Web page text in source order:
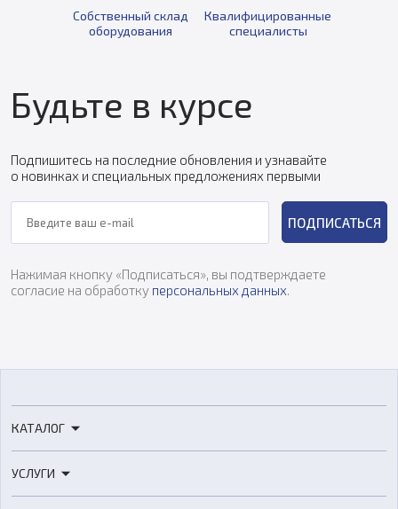
Собственный склад
оборудования
Квалифицированные
специалисты
Будьте в курсе
Подпишитесь на последние обновления и узнавайте
о новинках и специальных предложениях первыми
ПОДПИСАТЬСЯ
Нажимая кнопку «Подписаться», вы подтверждаете
согласие на обработку персональных данных
КАТАЛОГ
3D-сканеры
УСЛУГИ